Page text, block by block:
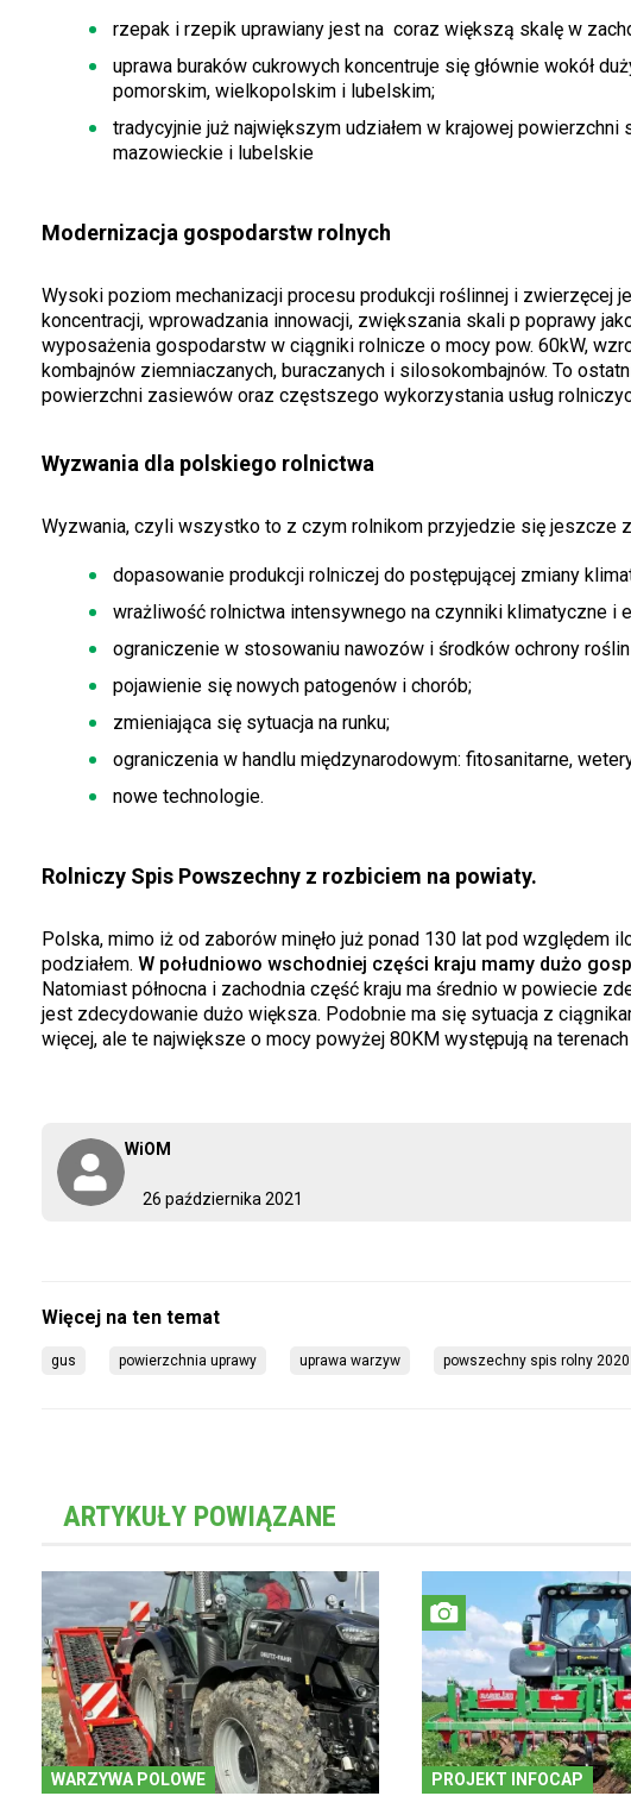
26 października 2021
WiOM
rzepak i rzepik uprawiany jest na coraz większą skalę w
uprawa buraków cukrowych koncentruje się głównie wokół
pomorskim, wielkopolskim i lubelskim;
tradycyjnie już największym udziałem w krajowej powierzchni
mazowieckie i lubelskie
Modernizacja gospodarstw rolnych
Wysoki poziom mechanizacji procesu produkcji roślinnej i zwierzęcej
koncentracji, wprowadzania innowacji, zwiększania skali p poprawy
wyposażenia gospodarstw w ciągniki rolnicze o mocy pow. 60kW,
kombajnów ziemniaczanych, buraczanych i silosokombajnów. To
powierzchni zasiewów oraz częstszego wykorzystania usług
Wyzwania dla polskiego rolnictwa
Wyzwania, czyli wszystko to z czym rolnikom przyjedzie się jeszcze
dopasowanie produkcji rolniczej do postępującej zmiany
wrażliwość rolnictwa intensywnego na czynniki klimatyczne i
ograniczenie w stosowaniu nawozów i środków ochrony
pojawienie się nowych patogenów i chorób;
zmieniająca się sytuacja na runku;
ograniczenia w handlu międzynarodowym: fitosanitarne,
nowe technologie.
Rolniczy Spis Powszechny z rozbiciem na powiaty.
Polska, mimo iż od zaborów minęło już ponad 130 lat pod
podziałem. W południowo wschodniej części kraju mamy dużo
Natomiast północna i zachodnia część kraju ma średnio w powiecie
jest zdecydowanie dużo większa. Podobnie ma się sytuacja z
więcej, ale te największe o mocy powyżej 80KM występują na
gus powierzchnia uprawy uprawa warzyw powszechny spis rolny 2020
ARTYKUŁY POWIĄZANE
WARZYWA POLOWE PROJEKT INFOCAP